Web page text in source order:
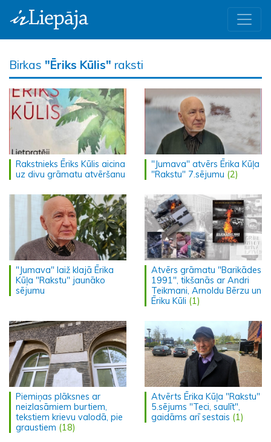
Birkas "Ēriks Kūlis" raksti
Rakstnieks Ēriks Kūlis aicina
uz divu grāmatu atvēršanu
"Jumava" atvērs Ērika Kūļa
"Rakstu" 7.sējumu (2)
"Jumava" laiž klajā Ērika
Kūļa "Rakstu" jaunāko
sējumu
Atvērs grāmatu "Barikādes
1991", tikšanās ar Andri
Teikmani, Arnoldu Bērzu un
Ēriku Kūli (1)
Piemiņas plāksnes ar
neizlasāmiem burtiem,
tekstiem krievu valodā, pie
graustiem (18)
Atvērts Ērika Kūļa "Rakstu"
5.sējums "Teci, saulīt",
gaidāms arī sestais (1)